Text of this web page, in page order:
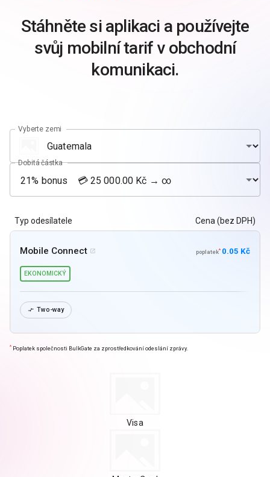
Stáhněte si aplikaci a používejte
svůj mobilní tarif v obchodní
komunikaci.
Vyberte zemi
Dobitá částka
Typ odesílatele Cena (bez DPH)
Mobile Connect  poplatek* 0.05 Kč
EKONOMICKÝ
 Two-way
* Poplatek společnosti BulkGate za zprostředkování odeslání zprávy.
Visa